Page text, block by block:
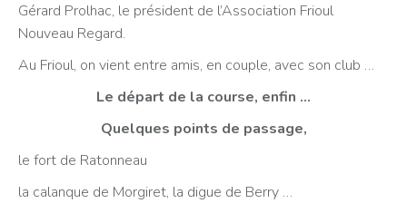
Gérard Prolhac, le président de l’Association Frioul
Nouveau Regard.
Au Frioul, on vient entre amis, en couple, avec son club …
Le départ de la course, enfin …
Quelques points de passage,
le fort de Ratonneau
la calanque de Morgiret, la digue de Berry …